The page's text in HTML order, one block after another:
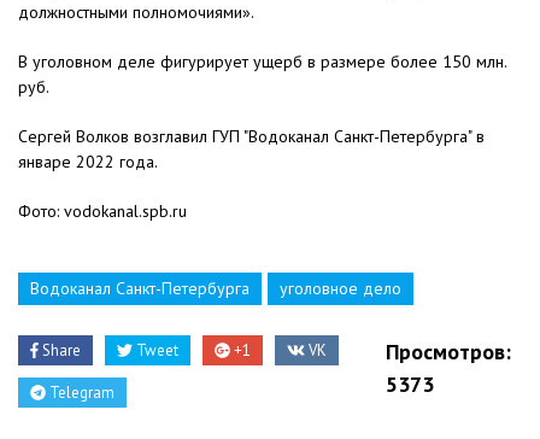
должностными полномочиями».
В уголовном деле фигурирует ущерб в размере более 150 млн.
руб.
Сергей Волков возглавил ГУП "Водоканал Санкт-Петербурга" в
январе 2022 года.
Фото: vodokanal.spb.ru
Водоканал Санкт-Петербурга уголовное дело
Share Tweet +1 VK
Telegram
Просмотров:
5373